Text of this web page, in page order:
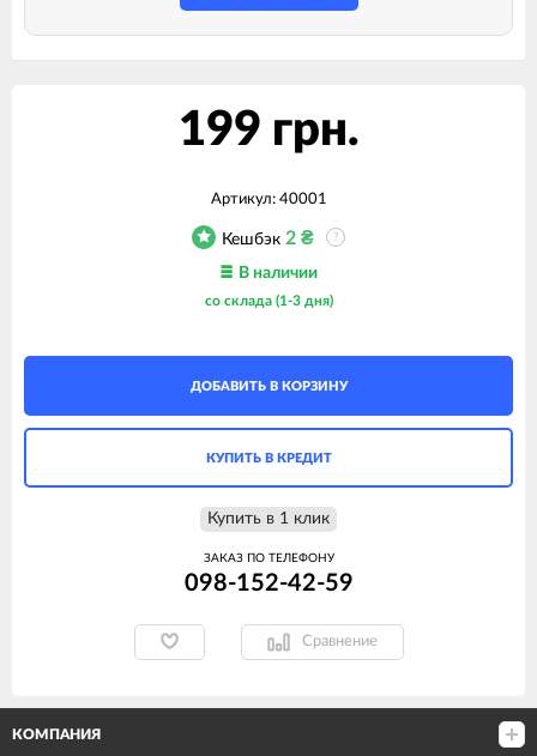
199 грн.
Артикул: 40001
Кешбэк 2 ₴ ?
В наличии
со склада (1-3 дня)
ДОБАВИТЬ В КОРЗИНУ
КУПИТЬ В КРЕДИТ
Купить в 1 клик
ЗАКАЗ ПО ТЕЛЕФОНУ
098-152-42-59
Сравнение
КОМПАНИЯ